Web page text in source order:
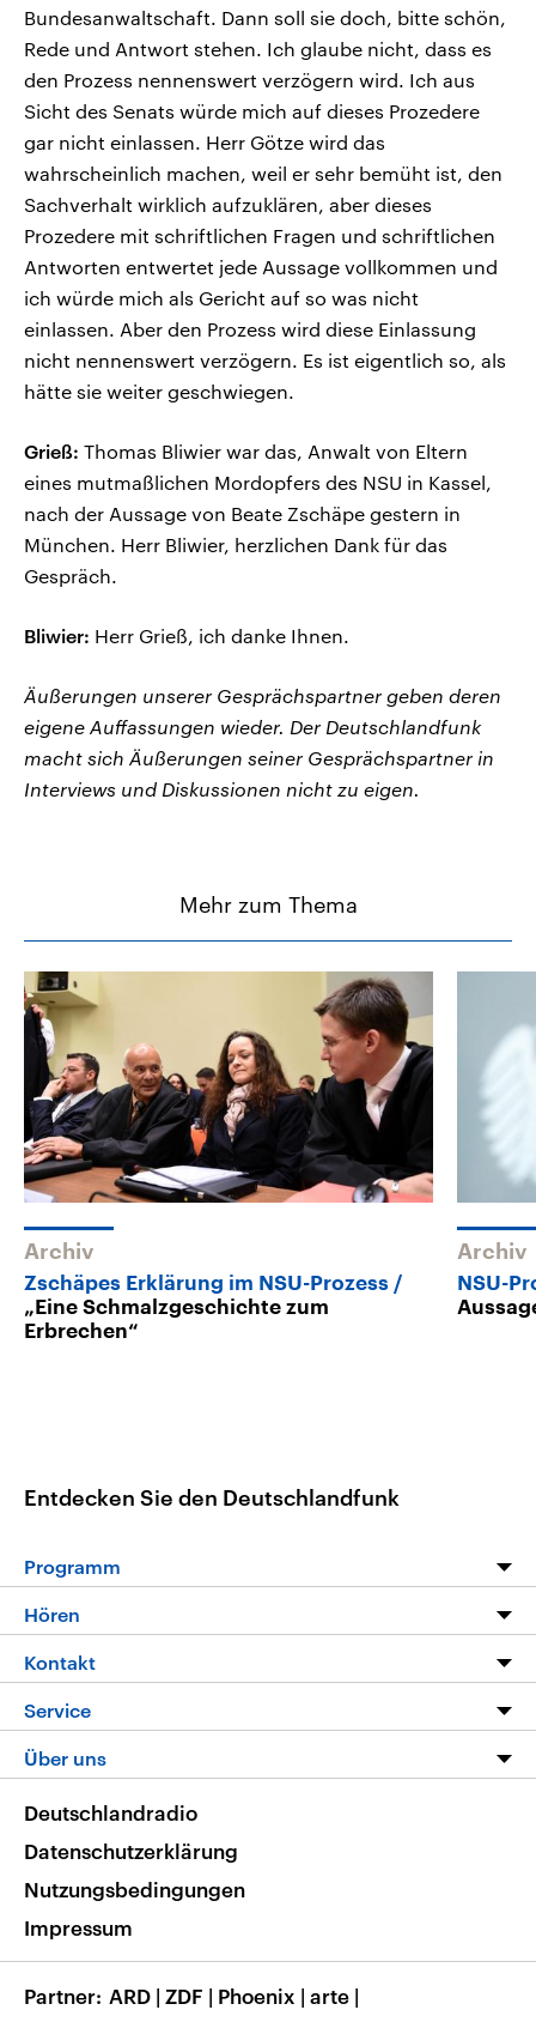
Bundesanwaltschaft. Dann soll sie doch, bitte schön,
Rede und Antwort stehen. Ich glaube nicht, dass es
den Prozess nennenswert verzögern wird. Ich aus
Sicht des Senats würde mich auf dieses Prozedere
gar nicht einlassen. Herr Götze wird das
wahrscheinlich machen, weil er sehr bemüht ist, den
Sachverhalt wirklich aufzuklären, aber dieses
Prozedere mit schriftlichen Fragen und schriftlichen
Antworten entwertet jede Aussage vollkommen und
ich würde mich als Gericht auf so was nicht
einlassen. Aber den Prozess wird diese Einlassung
nicht nennenswert verzögern. Es ist eigentlich so, als
hätte sie weiter geschwiegen.
Grieß: Thomas Bliwier war das, Anwalt von Eltern
eines mutmaßlichen Mordopfers des NSU in Kassel,
nach der Aussage von Beate Zschäpe gestern in
München. Herr Bliwier, herzlichen Dank für das
Gespräch.
Bliwier: Herr Grieß, ich danke Ihnen.
Äußerungen unserer Gesprächspartner geben deren
eigene Auffassungen wieder. Der Deutschlandfunk
macht sich Äußerungen seiner Gesprächspartner in
Interviews und Diskussionen nicht zu eigen.
Mehr zum Thema
Archiv
Zschäpes Erklärung im NSU-Prozess
„Eine Schmalzgeschichte zum
Erbrechen“
Archiv
NSU-
Entdecken Sie den Deutschlandfunk
Programm
Programm
Die Nachrichten
Nachrichtenleicht
Neue Beiträge auf dlf.de
Hören
Livestream
Podcasts
Deutschlandfunk App
Nachrichten App
Frequenzen
Kontakt
Hörerservice
Service
FAQ
Veranstaltungen
Musikliste
RSS
Über uns
Barrierefreiheit
Deutschlandradio
Datenschutzerklärung
Nutzungsbedingungen
Impressum
Partner ARD | ZDF | Phoenix | arte |